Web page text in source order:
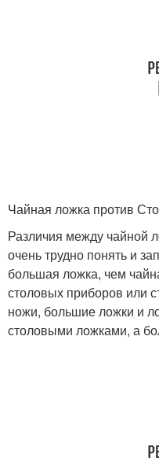
Чайная ложка против
Различия между чайной
очень трудно понять и
большая ложка, чем
столовых приборов или
ножи, большие ложки и
столовыми ложками, а